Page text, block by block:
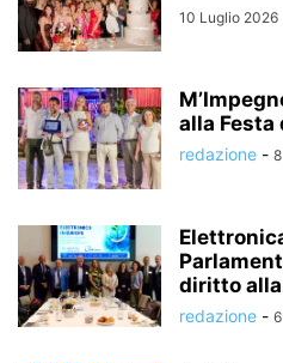
10 Luglio 2026
alla Festa
redazione -
diritto
redazione -